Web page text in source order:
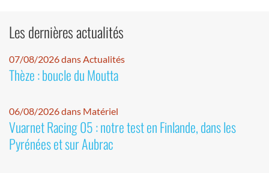
Les dernières actualités
07/08/2026 dans Actualités
Thèze : boucle du Moutta
06/08/2026 dans Matériel
Vuarnet Racing 05 : notre test en Finlande, dans les
Pyrénées et sur Aubrac